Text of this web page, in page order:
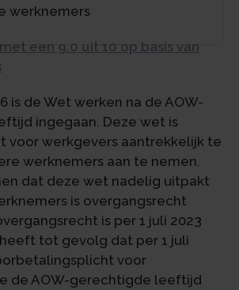
werknemers
een 9.0 uit 10 op basis van
is de Wet werken na de AOW-
ingegaan. Deze wet is
voor werkgevers aantrekkelijk te
werknemers aan te nemen.
dat deze wet nadelig uitpakt
is overgangsrecht
is per 1 juli 2023
tot gevolg dat per 1 juli
voor
de AOW-gerechtigde leeftijd